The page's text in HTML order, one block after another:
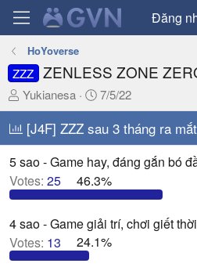
Đăng
HoYoverse
ZZZ ZENLESS ZONE
T
h
e
a
d
s
a
r
t
Yukianesa
N
g
à
y
g
ử
i
7/5/22
[J4F] ZZZ sau 3 tháng ra
5 sao - Game hay, đáng gắn bó
Votes: 25 46.3%
4 sao - Game giải trí, chơi giết
Votes: 13 24.1%